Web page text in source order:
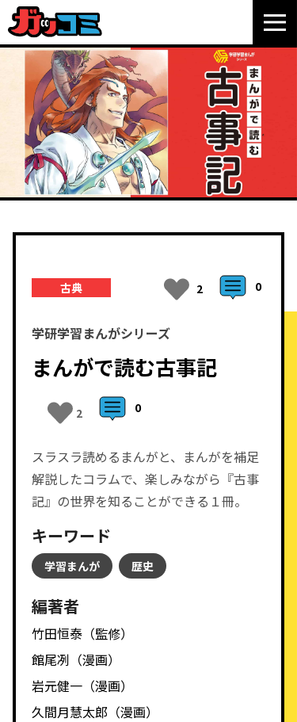
古典 2 0
学研学習まんがシリーズ
まんがで読む古事記
2 0
スラスラ読めるまんがと、まんがを補足
解説したコラムで、楽しみながら『古事
記』の世界を知ることができる１冊。
キーワード
学習まんが 歴史
編著者
竹田恒泰（監修）
館尾冽（漫画）
岩元健一（漫画）
久間月慧太郎（漫画）